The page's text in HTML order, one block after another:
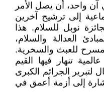
واحد، أن يصل الأمر
إلى ترشيح آخرين
نوبل للسلام. هذا
العدالة والسلام،
مسرح للعبث والسخرية.
تنهار فيها القيم
لتبرير الجرائم الكبرى
إلى أزمة أعمق في